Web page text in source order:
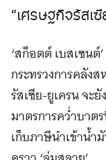
“เศรษฐกิจรัสเ
‘สก็อตต์ เบสเซนต์
กระทรวงการคลัง
รัสเซีย-ยูเครน จะ
มาตรการคว่ำบาต
เก็บภาษีนำเข้าน้ำ